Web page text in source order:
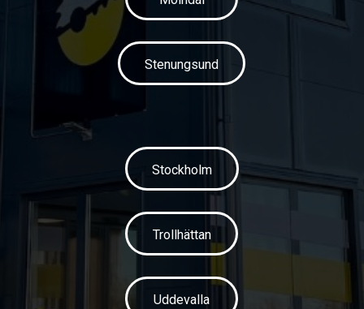
Stenungsund
Stockholm
Trollhättan
Uddevalla